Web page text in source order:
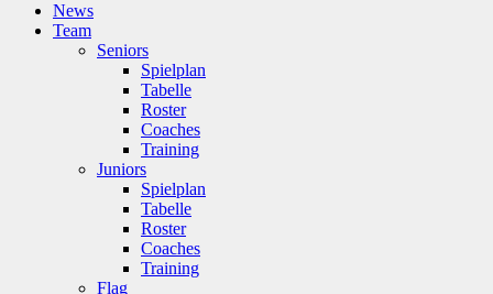
News
Team
Seniors
Spielplan
Tabelle
Roster
Coaches
Training
Juniors
Spielplan
Tabelle
Roster
Coaches
Training
Flag